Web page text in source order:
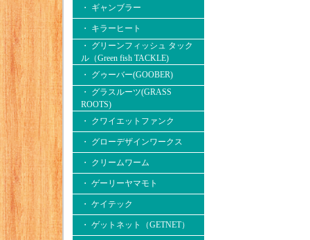
・ ギャンブラー
・ キラーヒート
・ グリーンフィッシュ タック
ル（Green fish TACKLE)
・ グゥーバー(GOOBER)
・ グラスルーツ(GRASS
ROOTS)
・ クワイエットファンク
・ グローデザインワークス
・ クリームワーム
・ ゲーリーヤマモト
・ ケイテック
・ ゲットネット（GETNET）